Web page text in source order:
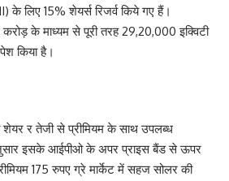
लिए 15% शेयर्स रिजर्व किये गए हैं।
के माध्यम से पूरी तरह 29,20,000 इक्विटी
किया है।
र तेजी से प्रीमियम के साथ उपलब्ध
इसके आईपीओ के अपर प्राइस बैंड से ऊपर
175 रुपए ग्रे मार्केट में सहज सोलर की